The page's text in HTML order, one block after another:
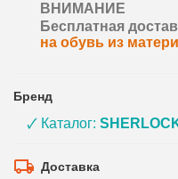
ВНИМАНИЕ
Бесплатная
на обувь из
Бренд
🗸 Каталог:
Доставка